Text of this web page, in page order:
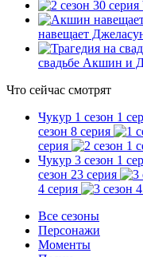
навещает
свадьбе Акшин и
Что сейчас смотрят
Чукур 1 сезон 1
сезон 8 серия
серия
Чукур 3 сезон 1
сезон 23 серия
4 серия
Все сезоны
Персонажи
Моменты